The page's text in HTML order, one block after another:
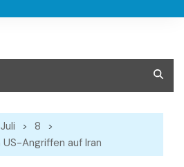
Juli
8
Angriffen auf Iran